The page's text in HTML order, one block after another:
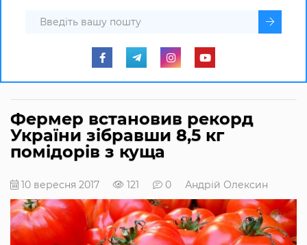
Фермер встановив рекорд
України зібравши 8,5 кг
помідорів з куща
10 вересня 2017 121 0 Андрій Олексин